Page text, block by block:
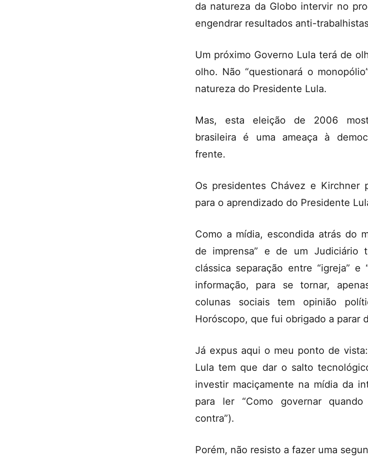
da natureza da Globo intervir no
engendrar resultados anti-
Um próximo Governo Lula terá de
olho. Não “questionará o
natureza do Presidente Lula.
Mas, esta eleição de 2006
brasileira é uma ameaça à
frente.
Os presidentes Chávez e Kirchner
para o aprendizado do Presidente
Como a mídia, escondida atrás do
de imprensa” e de um Judiciário
clássica separação entre “igreja” e
informação, para se tornar,
colunas sociais tem opinião
Horóscopo, que fui obrigado a parar
Já expus aqui o meu ponto de
Lula tem que dar o salto
investir maciçamente na mídia da
para ler “Como governar
contra”).
Porém, não resisto a fazer uma